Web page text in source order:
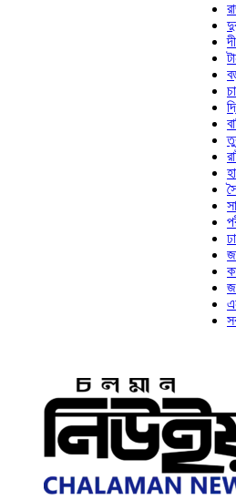
দীর্ঘ
টানা
বড়
চার
তুরস্ক
হাম ও
সাবেক
ঢাকায়
জাতীয়
কারো
সব